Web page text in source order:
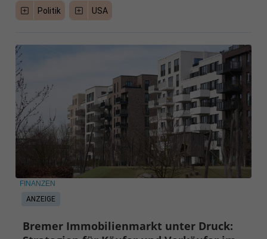
Politik USA
ANZEIGE
FINANZEN
Bremer Immobilienmarkt unter Druck: